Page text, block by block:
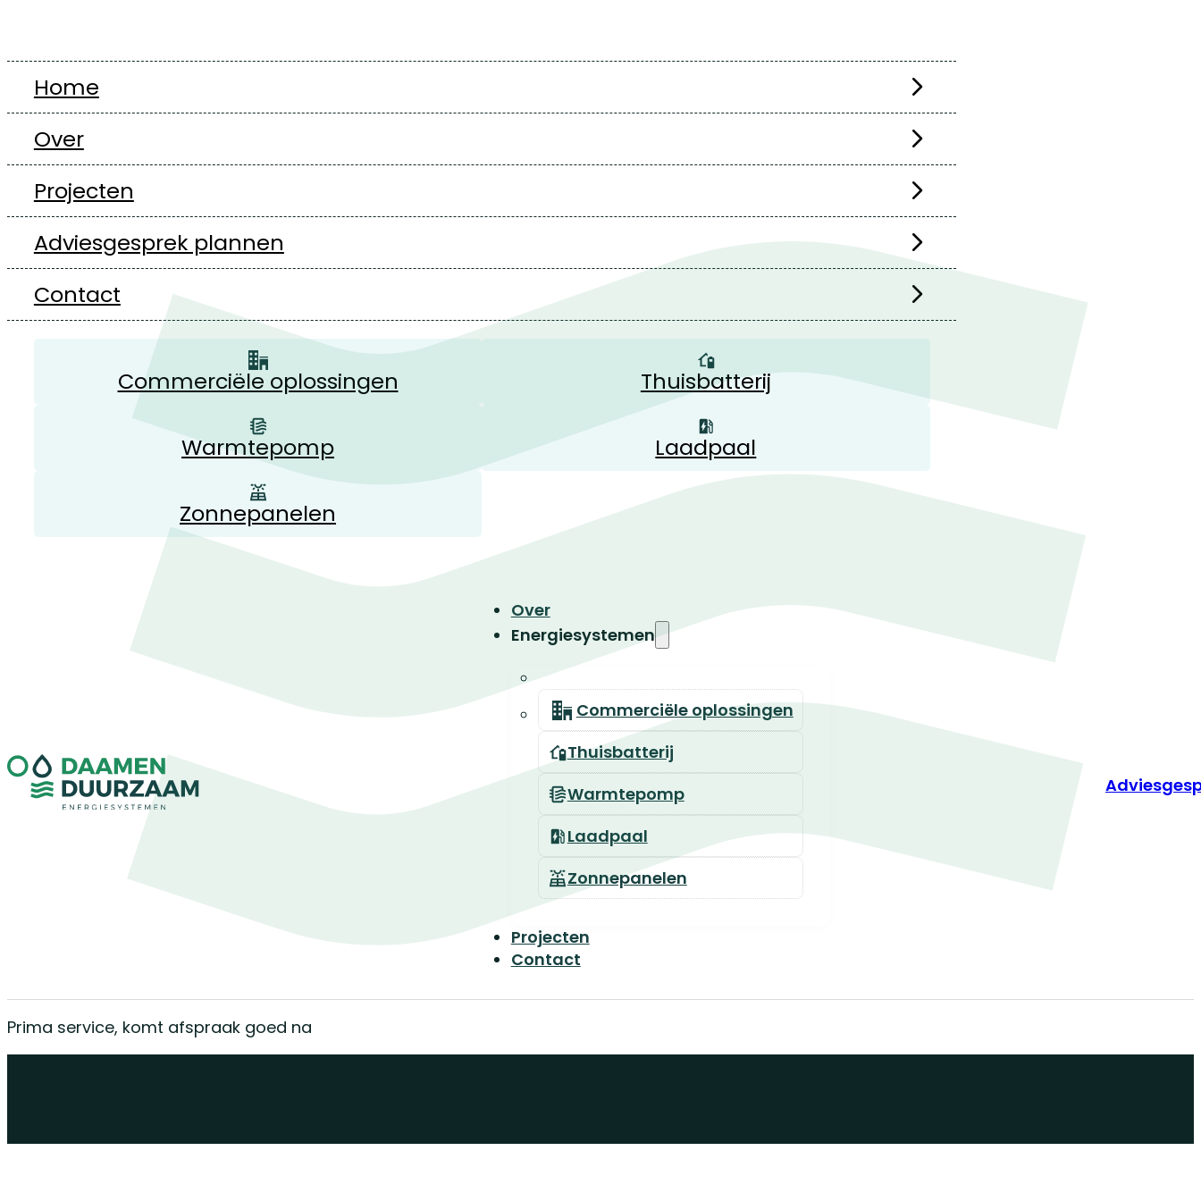
Home
Over
Projecten
Adviesgesprek plannen
Contact
Commerciële oplossingen Thuisbatterij
Warmtepomp Laadpaal
Zonnepanelen
Over
Energiesystemen
Commerciële oplossingen
Thuisbatterij
Warmtepomp
Laadpaal
Zonnepanelen
Projecten
Contact
Prima service, komt afspraak goed na